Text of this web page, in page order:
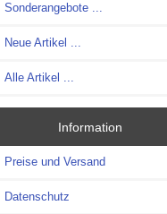
Sonderangebote ...
Neue Artikel ...
Alle Artikel ...
Information
Preise und Versand
Datenschutz